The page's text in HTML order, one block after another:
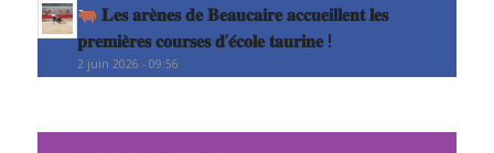
𝐋𝐞𝐬 𝐚𝐫𝐞̀𝐧𝐞𝐬 𝐝𝐞 𝐁𝐞𝐚𝐮𝐜𝐚𝐢𝐫𝐞 𝐚𝐜𝐜𝐮𝐞𝐢𝐥𝐥𝐞𝐧𝐭 𝐥𝐞𝐬
𝐩𝐫𝐞𝐦𝐢𝐞̀𝐫𝐞𝐬 𝐜𝐨𝐮𝐫𝐬𝐞𝐬 𝐝’𝐞́𝐜𝐨𝐥𝐞 𝐭𝐚𝐮𝐫𝐢𝐧𝐞 !
2 juin 2026 - 09:56